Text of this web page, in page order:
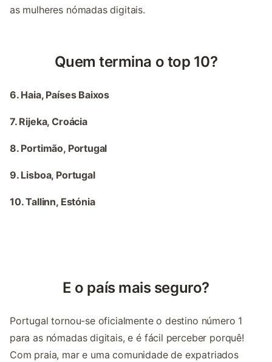
as mulheres nómadas digitais.
Quem termina o top 10?
6. Haia, Países Baixos
7. Rijeka, Croácia
8. Portimão, Portugal
9. Lisboa, Portugal
10. Tallinn, Estónia
E o país mais seguro?
Portugal tornou-se oficialmente o destino número 1
para as nómadas digitais, e é fácil perceber porquê!
Com praia, mar e uma comunidade de expatriados